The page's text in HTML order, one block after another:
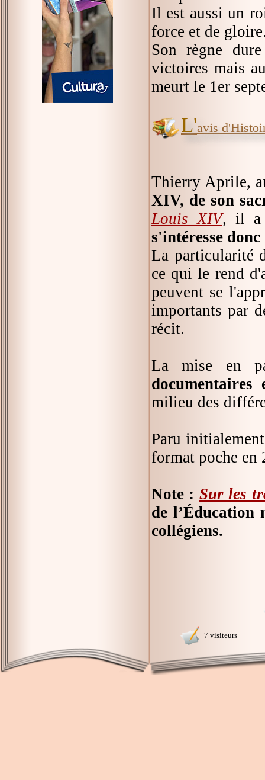
Il est aussi un
force et de
Son règne
victoires mais
meurt le 1er
L'avis
Thierry Aprile,
XIV, de son
Louis XIV, il a
s'intéresse
La particularité
ce qui le rend
peuvent se
importants par
récit.
La mise en
milieu des
Paru
format poche en
Note : Sur les
de l’Éducation
collégiens.
7 visiteurs